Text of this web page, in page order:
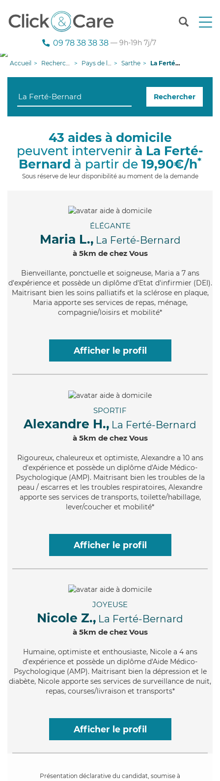
T
n
g
09 78 38 38 38 — 9h-19h 7j/7
Accueil Recherche aide à domicile Pays de la Loire Sarthe La Ferté-Bernard
Rechercher
43 aides à domicile
peuvent intervenir à La Ferté-
Bernard à partir de 19,90€/h*
Sous réserve de leur disponibilité au moment de la demande
ÉLÉGANTE
Maria L., La Ferté-Bernard
à 5km de chez Vous
Bienveillante, ponctuelle et soigneuse, Maria a 7 ans
d'expérience et possède un diplôme d'Etat d'infirmier (DEI).
Maitrisant bien les soins palliatifs et la sclérose en plaque,
Maria apporte ses services de repas, ménage,
compagnie/loisirs et mobilité*
Afficher le profil
SPORTIF
Alexandre H., La Ferté-Bernard
à 5km de chez Vous
Rigoureux, chaleureux et optimiste, Alexandre a 10 ans
d'expérience et possède un diplôme d'Aide Médico-
Psychologique (AMP). Maitrisant bien les troubles de la
peau / escarres et les troubles respiratoires, Alexandre
apporte ses services de transports, toilette/habillage,
lever/coucher et mobilité*
Afficher le profil
JOYEUSE
Nicole Z., La Ferté-Bernard
à 5km de chez Vous
Humaine, optimiste et enthousiaste, Nicole a 4 ans
d'expérience et possède un diplôme d'Aide Médico-
Psychologique (AMP). Maitrisant bien la dépression et le
diabète, Nicole apporte ses services de surveillance de nuit,
repas, courses/livraison et transports*
Afficher le profil
Présentation déclarative du candidat, soumise à